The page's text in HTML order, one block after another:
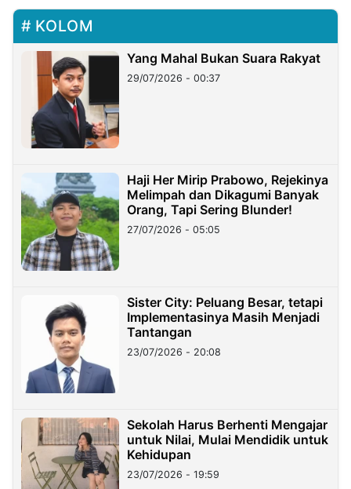
KOLOM
Yang Mahal Bukan Suara Rakyat
29/07/2026 - 00:37
Haji Her Mirip Prabowo, Rejekinya
Melimpah dan Dikagumi Banyak
Orang, Tapi Sering Blunder!
27/07/2026 - 05:05
Sister City: Peluang Besar, tetapi
Implementasinya Masih Menjadi
Tantangan
23/07/2026 - 20:08
Sekolah Harus Berhenti Mengajar
untuk Nilai, Mulai Mendidik untuk
Kehidupan
23/07/2026 - 19:59